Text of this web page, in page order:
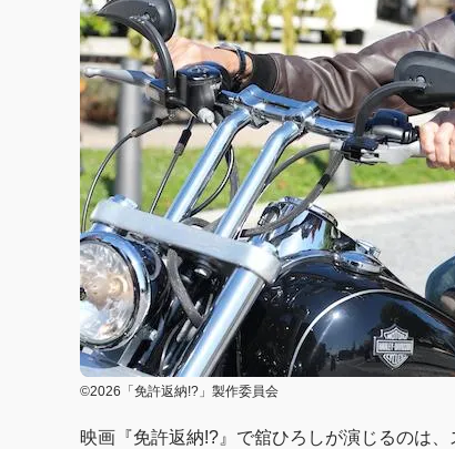
©2026「免許返納!?」製作委員会
映画『免許返納!?』で舘ひろしが演じるのは